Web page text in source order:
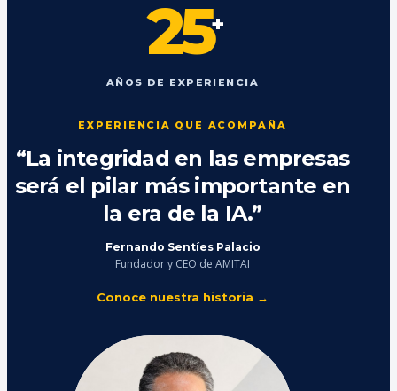
25+
AÑOS DE EXPERIENCIA
EXPERIENCIA QUE ACOMPAÑA
“La integridad en las empresas
será el pilar más importante en
la era de la IA.”
Fernando Sentíes Palacio
Fundador y CEO de AMITAI
Conoce nuestra historia →